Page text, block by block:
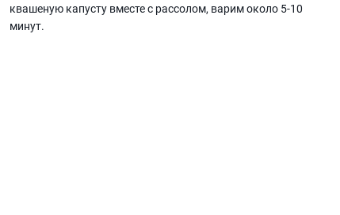
квашеную капусту вместе с рассолом, варим около 5-10
минут.